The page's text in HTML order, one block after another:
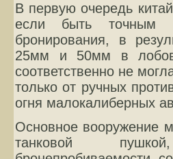
В первую очередь
если быть точным
бронирования, в
25мм и 50мм в
соответственно не
только от ручных
огня малокалиберных
Основное вооружение
танковой